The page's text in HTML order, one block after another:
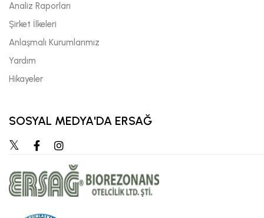
Analiz Raporları
Şirket İlkeleri
Anlaşmalı Kurumlarımız
Yardım
Hikayeler
SOSYAL MEDYA'DA ERSAĞ